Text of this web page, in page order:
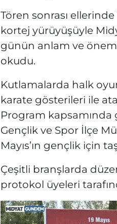
Tören sonrası
kortej yürüyüşüyle
günün anlam ve
okudu.
Kutlamalarda halk
karate gösterileri ile
Program
Gençlik ve Spor İlçe
Mayıs’ın gençlik için
Çeşitli branşlarda
protokol üyeleri